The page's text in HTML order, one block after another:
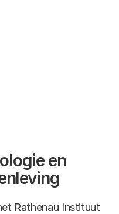
en
Rathenau Instituut